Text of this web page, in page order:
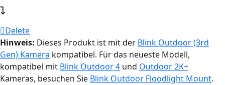
Delete
Hinweis: Dieses Produkt ist mit der Blink Outdoor (3rd
Gen) Kamera kompatibel. Für das neueste Modell,
kompatibel mit Blink Outdoor 4 und Outdoor 2K+
Kameras, besuchen Sie Blink Outdoor Floodlight Mount.